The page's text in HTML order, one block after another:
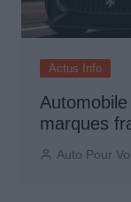
Actus Info
marques
Auto Pour